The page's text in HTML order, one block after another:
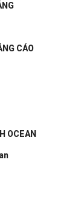
CÁO
OCEAN